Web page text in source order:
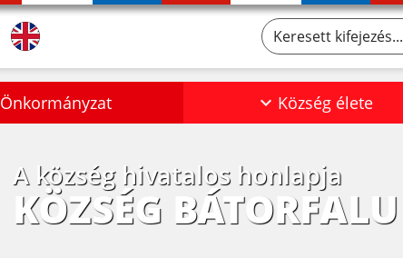
Keresett kifejezés...
Önkormányzat Község élete
A község hivatalos honlapja
KÖZSÉG BÁTORFALU